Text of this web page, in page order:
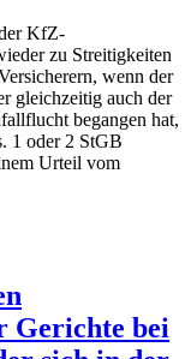
KfZ-
zu Streitigkeiten
wenn der
gleichzeitig auch der
begangen hat,
1 oder 2 StGB
Urteil vom
Gerichte bei